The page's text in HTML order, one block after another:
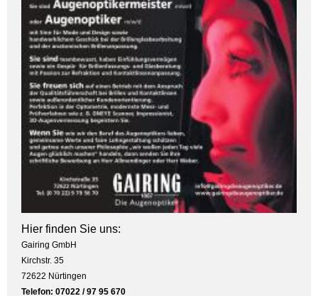
Hier finden Sie uns:
Gairing GmbH
Kirchstr. 35
72622 Nürtingen
Telefon: 07022 / 97 95 670